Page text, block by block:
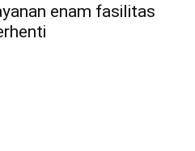
enam fasilitas